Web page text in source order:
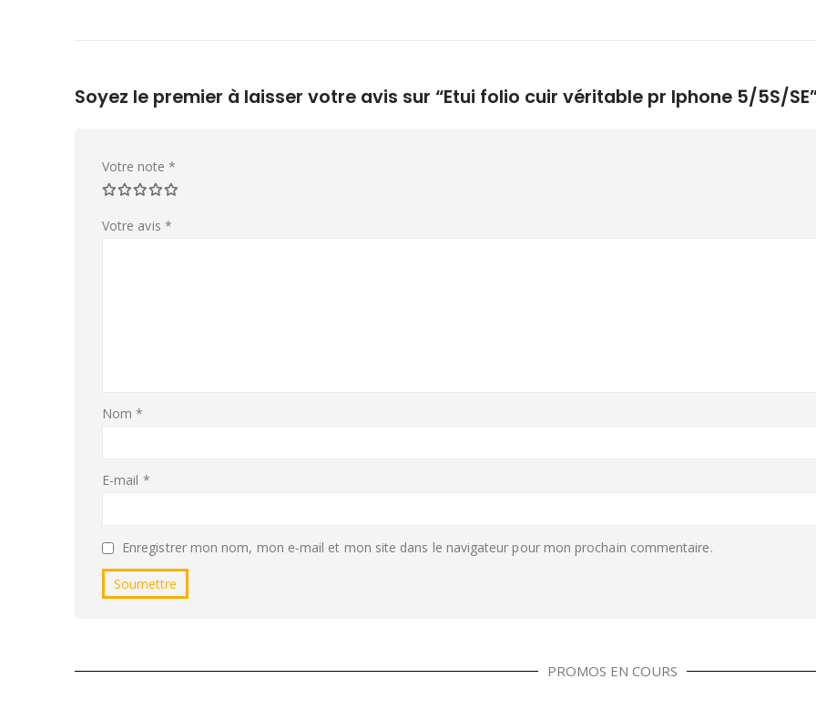
Soyez le premier à laisser votre avis sur “Etui folio cuir véritable pr Iphone 5/5S/
Votre note *
Votre avis *
Nom*
E-mail *
Enregistrer mon nom, mon e-mail et mon site dans le navigateur pour mon prochain commentaire.
PROMOS EN COURS